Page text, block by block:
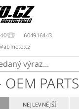
604916443
PARTS
NEJLEVNĚJŠÍ